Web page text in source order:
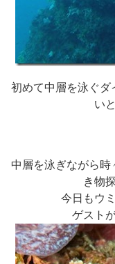
初めて中層を泳ぐダ
い
中層を泳ぎながら
き物
今日もウ
ゲスト